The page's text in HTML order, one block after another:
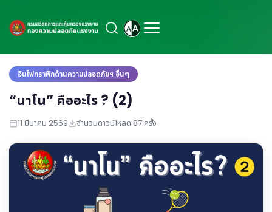
อินโฟกราฟิกด้านความปลอดภัยฯ อื่นๆ
“นาโน” คืออะไร ? (2)
11 มีนาคม 2569 จำนวนดาวน์โหลด 87 ครั้ง